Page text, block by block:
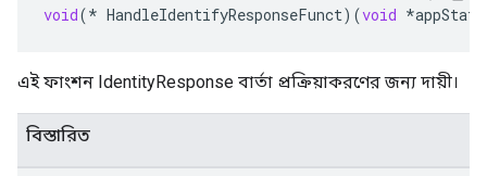
void(* HandleIdentifyResponseFunct)(void *appState
এই ফাংশন IdentityResponse বার্তা প্রক্রিয়াকরণের জন্য দায়ী।
বিস্তারিত